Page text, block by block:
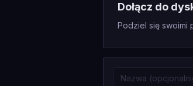
Dołącz do
Podziel się swoimi